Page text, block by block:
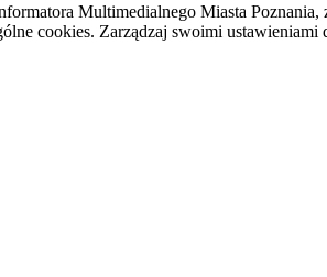
Multimedialnego Miasta
cookies. Zarządzaj swoimi